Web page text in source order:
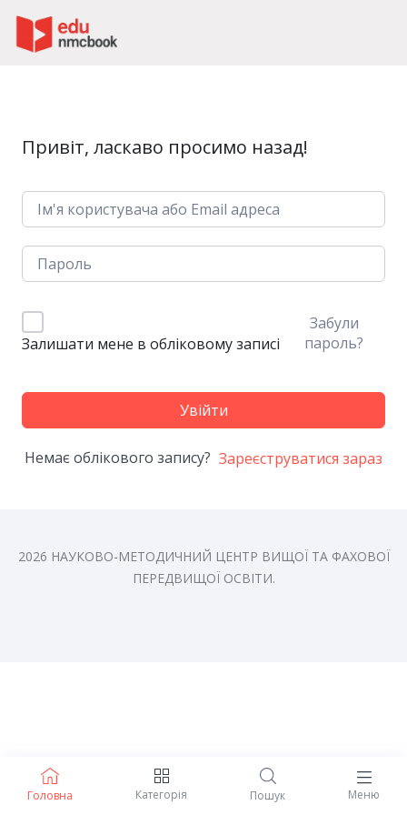
Головна Категорія Пошук Меню
Привіт, ласкаво просимо назад!
Залишати мене в обліковому записі
Забули
пароль?
Увійти
Немає облікового запису? Зареєструватися зараз
2026 НАУКОВО-МЕТОДИЧНИЙ ЦЕНТР ВИЩОЇ ТА ФАХОВОЇ
ПЕРЕДВИЩОЇ ОСВІТИ.